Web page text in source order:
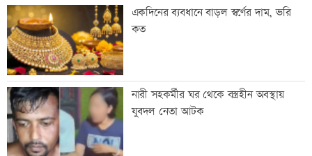
একদিনের ব্যবধানে বাড়ল স্বর্ণের দাম, ভরি
কত
নারী সহকর্মীর ঘর থেকে বস্ত্রহীন অবস্থায়
যুবদল নেতা আটক